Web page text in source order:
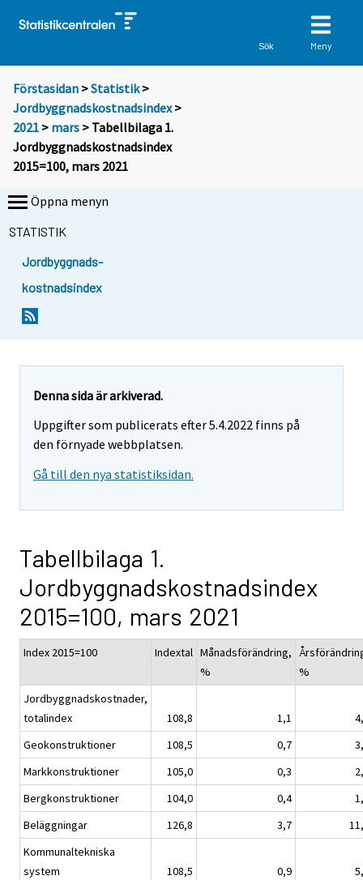
Sök Meny
Förstasidan >Statistik >
Jordbyggnadskostnadsindex>
2021 > mars > Tabellbilaga 1.
Jordbyggnadskostnadsindex
2015=100, mars 2021
Öppna menyn
STATISTIK
Jordbyggnads-
kostnadsindex
Denna sida är arkiverad.
Uppgifter som publicerats efter 5.4.2022 finns på
den förnyade webbplatsen.
Gå till den nya statistiksidan.
Tabellbilaga 1.
Jordbyggnadskostnadsindex
2015=100, mars 2021
Index 2015=100 Indextal Månadsförändring,
%
%
Jordbyggnadskostnader,
totalindex
108,8 1,1
Geokonstruktioner
108,5 0,7
Markkonstruktioner
105,0 0,3
Bergkonstruktioner
104,0 0,4
Beläggningar
126,8 3,7
Kommunaltekniska
system
108,5 0,9